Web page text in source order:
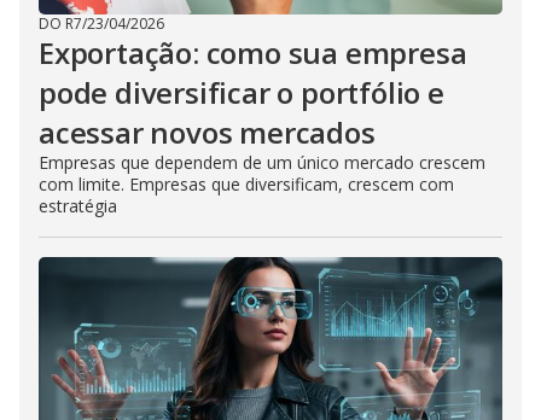
DO R7/23/04/2026
Exportação: como sua empresa
pode diversificar o portfólio e
acessar novos mercados
Empresas que dependem de um único mercado crescem
com limite. Empresas que diversificam, crescem com
estratégia